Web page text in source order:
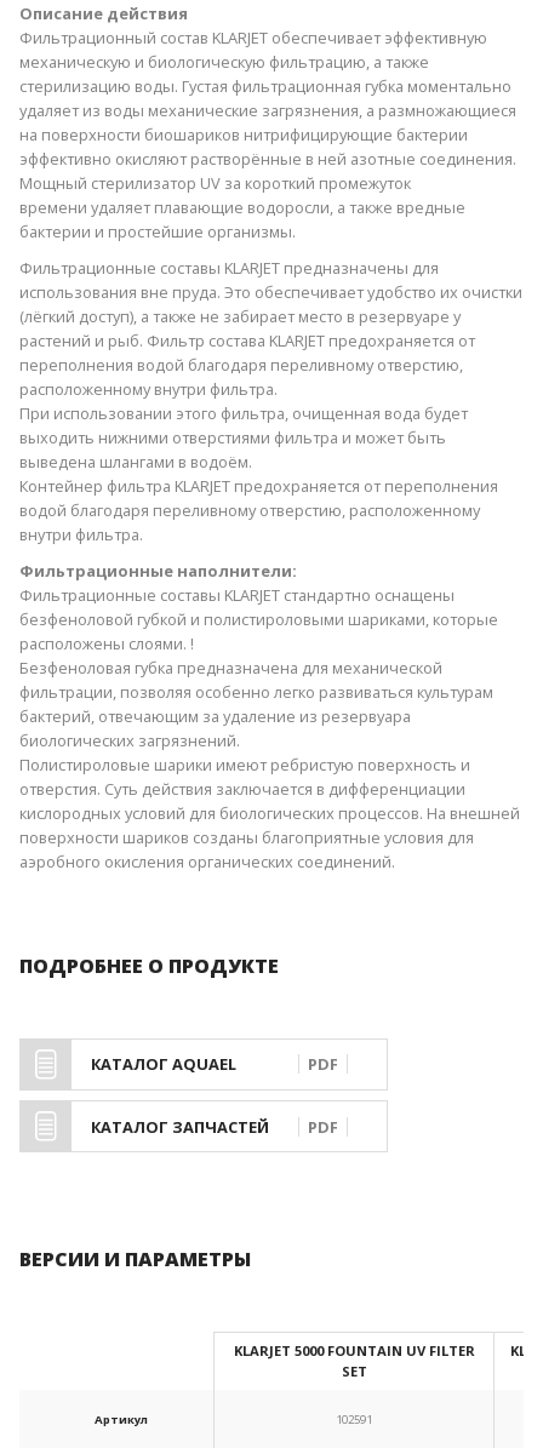
Описание действия
Фильтрационный состав KLARJET обеспечивает эффективную
механическую и биологическую фильтрацию, а также
стерилизацию воды. Густая фильтрационная губка моментально
удаляет из воды механические загрязнения, а размножающиеся
на поверхности биошариков нитрифицирующие бактерии
эффективно окисляют растворённые в ней азотные соединения.
Мощный стерилизатор UV за короткий промежуток
времени удаляет плавающие водоросли, а также вредные
бактерии и простейшие организмы.
Фильтрационные составы KLARJET предназначены для
использования вне пруда. Это обеспечивает удобство их очистки
(лёгкий доступ), а также не забирает место в резервуаре у
растений и рыб. Фильтр состава KLARJET предохраняется от
переполнения водой благодаря переливному отверстию,
расположенному внутри фильтра.
При использовании этого фильтра, очищенная вода будет
выходить нижними отверстиями фильтра и может быть
выведена шлангами в водоём.
Контейнер фильтра KLARJET предохраняется от переполнения
водой благодаря переливному отверстию, расположенному
внутри фильтра.
Фильтрационные наполнители:
Фильтрационные составы KLARJET стандартно оснащены
безфеноловой губкой и полистироловыми шариками, которые
расположены слоями. !
Безфеноловая губка предназначена для механической
фильтрации, позволяя особенно легко развиваться культурам
бактерий, отвечающим за удаление из резервуара
биологических загрязнений.
Полистироловые шарики имеют ребристую поверхность и
отверстия. Суть действия заключается в дифференциации
кислородных условий для биологических процессов. На внешней
поверхности шариков созданы благоприятные условия для
аэробного окисления органических соединений.
ПОДРОБНЕЕ О ПРОДУКТЕ
КАТАЛОГ AQUAEL PDF
КАТАЛОГ ЗАПЧАСТЕЙ PDF
ВЕРСИИ И ПАРАМЕТРЫ
Артикул
KLARJET 5000 FOUNTAIN UV FILTER
SET
102591